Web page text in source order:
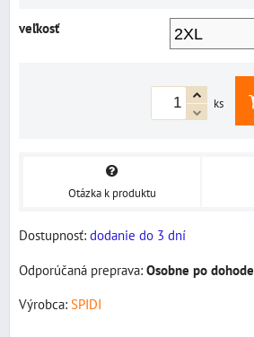
veľkosť
ks
Otázka k produktu
Dostupnosť: dodanie do 3 dní
Osobne po dohode
Výrobca: SPIDI